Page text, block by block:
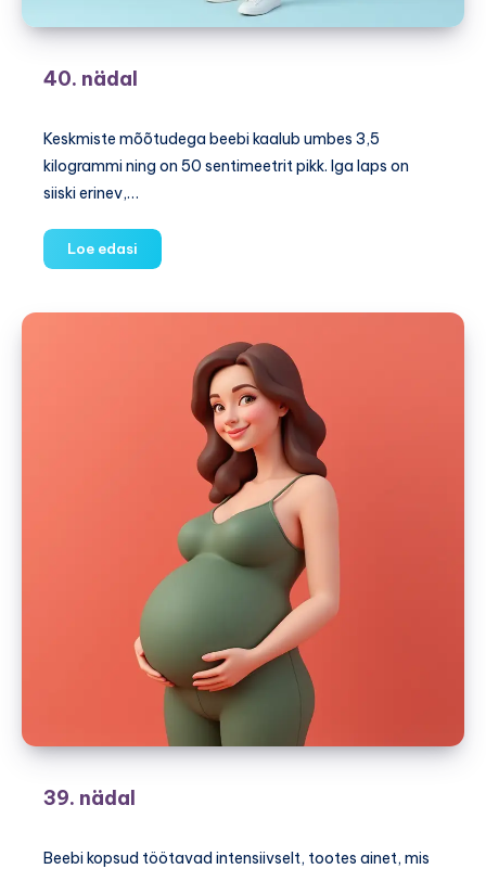
40. nädal
Keskmiste mõõtudega beebi kaalub umbes 3,5
kilogrammi ning on 50 sentimeetrit pikk. Iga laps on
siiski erinev,…
Loe edasi
nädal
39. nädal
Beebi kopsud töötavad intensiivselt, tootes ainet, mis